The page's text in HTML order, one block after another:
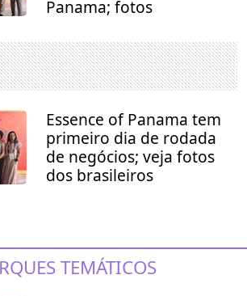
Panama; fotos
Essence of Panama tem
primeiro dia de rodada
de negócios; veja fotos
dos brasileiros
TEMÁTICOS